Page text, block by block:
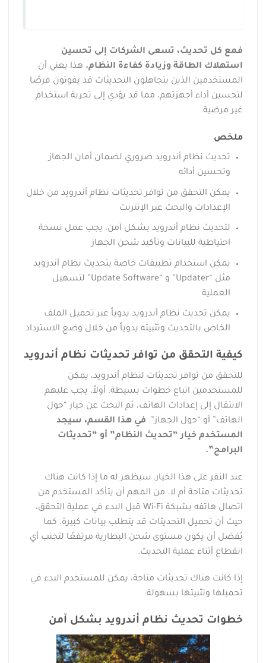
فمع كل تحديث، تسعى الشركات إلى تحسين
استهلاك الطاقة وزيادة كفاءة النظام. هذا يعني أن
المستخدمين الذين يتجاهلون التحديثات قد يفوتون فرصًا
لتحسين أداء أجهزتهم، مما قد يؤدي إلى تجربة استخدام
غير مرضية.
ملخص
تحديث نظام أندرويد ضروري لضمان أمان الجهاز
وتحسين أدائه
يمكن التحقق من توافر تحديثات نظام أندرويد من خلال
الإعدادات والبحث عبر الإنترنت
لتحديث نظام أندرويد بشكل آمن، يجب عمل نسخة
احتياطية للبيانات وتأكيد شحن الجهاز
يمكن استخدام تطبيقات خاصة بتحديث نظام أندرويد
مثل “Updater” و “Update Software” لتسهيل
العملية
يمكن تحديث نظام أندرويد يدوياً عبر تحميل الملف
الخاص بالتحديث وتثبيته يدوياً من خلال وضع الاسترداد
كيفية التحقق من توافر تحديثات نظام أندرويد
للتحقق من توافر تحديثات لنظام أندرويد، يمكن
للمستخدمين اتباع خطوات بسيطة. أولاً، يجب عليهم
الانتقال إلى إعدادات الهاتف، ثم البحث عن خيار “حول
الهاتف” أو “حول الجهاز”. في هذا القسم، سيجد
المستخدم خيار “تحديث النظام” أو “تحديثات
البرامج”.
عند النقر على هذا الخيار، سيظهر له ما إذا كانت هناك
تحديثات متاحة أم لا. من المهم أن يتأكد المستخدم من
اتصال هاتفه بشبكة Wi-Fi قبل البدء في عملية التحقق،
حيث أن تحميل التحديثات قد يتطلب بيانات كبيرة. كما
يُفضل أن يكون مستوى شحن البطارية مرتفعًا لتجنب أي
انقطاع أثناء عملية التحديث.
إذا كانت هناك تحديثات متاحة، يمكن للمستخدم البدء في
تحميلها وتثبيتها بسهولة.
خطوات تحديث نظام أندرويد بشكل آمن